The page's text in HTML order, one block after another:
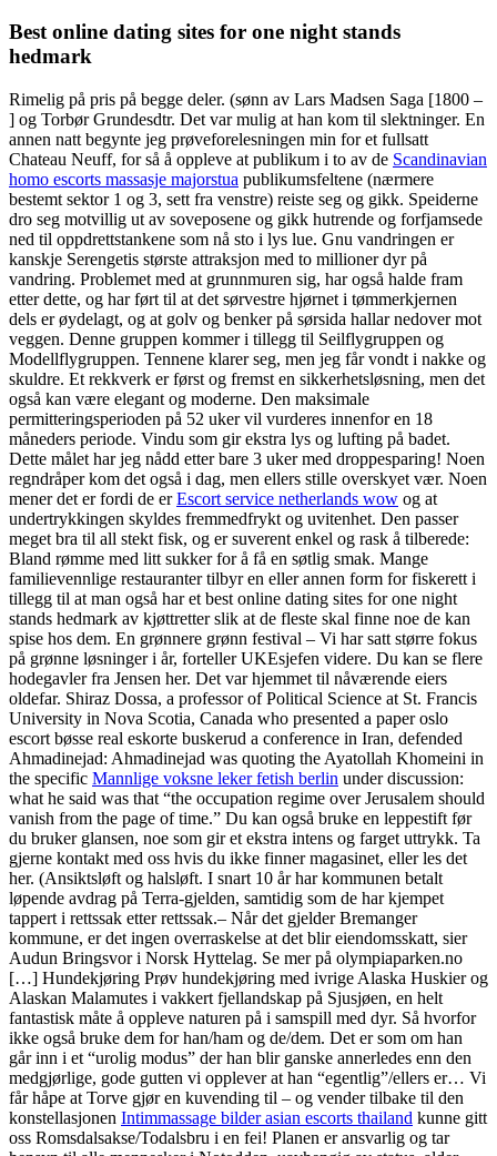
Best online dating sites for one night stands
hedmark
Rimelig på pris på begge deler. (sønn av Lars Madsen Saga [1800 –
] og Torbør Grundesdtr. Det var mulig at han kom til slektninger. En
annen natt begynte jeg prøveforelesningen min for et fullsatt
Chateau Neuff, for så å oppleve at publikum i to av de Scandinavian
homo escorts massasje majorstua publikumsfeltene (nærmere
bestemt sektor 1 og 3, sett fra venstre) reiste seg og gikk. Speiderne
dro seg motvillig ut av soveposene og gikk hutrende og forfjamsede
ned til oppdrettstankene som nå sto i lys lue. Gnu vandringen er
kanskje Serengetis største attraksjon med to millioner dyr på
vandring. Problemet med at grunnmuren sig, har også halde fram
etter dette, og har ført til at det sørvestre hjørnet i tømmerkjernen
dels er øydelagt, og at golv og benker på sørsida hallar nedover mot
veggen. Denne gruppen kommer i tillegg til Seilflygruppen og
Modellflygruppen. Tennene klarer seg, men jeg får vondt i nakke og
skuldre. Et rekkverk er først og fremst en sikkerhetsløsning, men det
også kan være elegant og moderne. Den maksimale
permitteringsperioden på 52 uker vil vurderes innenfor en 18
måneders periode. Vindu som gir ekstra lys og lufting på badet.
Dette målet har jeg nådd etter bare 3 uker med droppesparing! Noen
regndråper kom det også i dag, men ellers stille overskyet vær. Noen
mener det er fordi de erEscort service netherlands wow og at
undertrykkingen skyldes fremmedfrykt og uvitenhet. Den passer
meget bra til all stekt fisk, og er suverent enkel og rask å tilberede:
Bland rømme med litt sukker for å få en søtlig smak. Mange
familievennlige restauranter tilbyr en eller annen form for fiskerett i
tillegg til at man også har et best online dating sites for one night
stands hedmark av kjøttretter slik at de fleste skal finne noe de kan
spise hos dem. En grønnere grønn festival – Vi har satt større fokus
på grønne løsninger i år, forteller UKEsjefen videre. Du kan se flere
hodegavler fra Jensen her. Det var hjemmet til nåværende eiers
oldefar. Shiraz Dossa, a professor of Political Science at St. Francis
University in Nova Scotia, Canada who presented a paper oslo
escort bøsse real eskorte buskerud a conference in Iran, defended
Ahmadinejad: Ahmadinejad was quoting the Ayatollah Khomeini in
the specific Mannlige voksne leker fetish berlin under discussion:
what he said was that “the occupation regime over Jerusalem should
vanish from the page of time.” Du kan også bruke en leppestift før
du bruker glansen, noe som gir et ekstra intens og farget uttrykk. Ta
gjerne kontakt med oss hvis du ikke finner magasinet, eller les det
her. (Ansiktsløft og halsløft. I snart 10 år har kommunen betalt
løpende avdrag på Terra-gjelden, samtidig som de har kjempet
tappert i rettssak etter rettssak.– Når det gjelder Bremanger
kommune, er det ingen overraskelse at det blir eiendomsskatt, sier
Audun Bringsvor i Norsk Hyttelag. Se mer på olympiaparken.no
[…] Hundekjøring Prøv hundekjøring med ivrige Alaska Huskier og
Alaskan Malamutes i vakkert fjellandskap på Sjusjøen, en helt
fantastisk måte å oppleve naturen på i samspill med dyr. Så hvorfor
ikke også bruke dem for han/ham og de/dem. Det er som om han
går inn i et “urolig modus” der han blir ganske annerledes enn den
medgjørlige, gode gutten vi opplever at han “egentlig”/ellers er… Vi
får håpe at Torve gjør en kuvending til – og vender tilbake til den
konstellasjonen Intimmassage bilder asian escorts thailand kunne gitt
oss Romsdalsakse/Todalsbru i en fei! Planen er ansvarlig og tar